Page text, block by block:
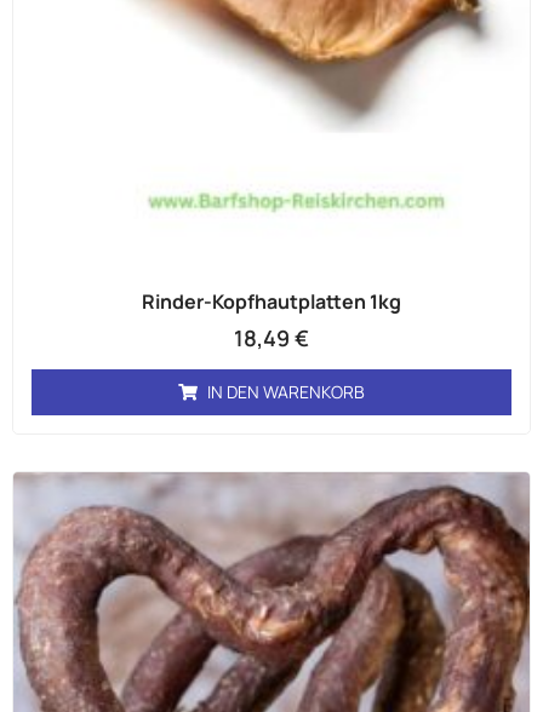
Rinder-Kopfhautplatten 1kg
18,49 €
IN DEN WARENKORB